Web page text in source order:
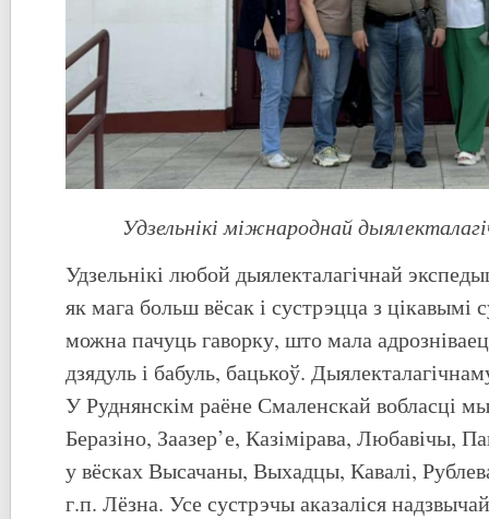
Удзельнікі міжнароднай
Удзельнікі любой дыялекталагічнай
як мага больш вёсак і сустрэцца з цікавымі
можна пачуць гаворку, што мала
дзядуль і бабуль, бацькоў.
У Руднянскім раёне Смаленскай вобласці
Беразіно, Заазер’е, Казімірава, Любавічы,
у вёсках Высачаны, Выхадцы, Кавалі,
г.п. Лёзна. Усе сустрэчы аказаліся